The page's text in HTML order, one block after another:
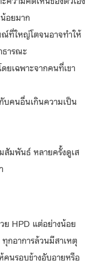
อยมาก
ณ์ที่ใหญ่โตจนอาจทำให้
ธารณะ
ยเฉพาะจากคนที่เขา
บคนอื่นเกินความเป็น
สัมพันธ์ หลายครั้งดูเส
ย HPD แต่อย่างน้อย
ทุกอาการล้วนมีสาเหตุ
คนรอบข้างอับอายหรือ